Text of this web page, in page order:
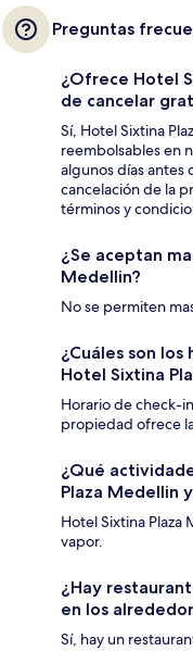
Preguntas
¿Ofrece Hotel
de cancelar
Sí, Hotel Sixtina
reembolsables en
algunos días antes
cancelación de la
términos y
¿Se aceptan
Medellin?
No se permiten
¿Cuáles son
Hotel Sixtina
Horario de check-
propiedad ofrece
¿Qué
Plaza Medellin
Hotel Sixtina Plaza
vapor.
¿Hay
en los
Sí, hay un